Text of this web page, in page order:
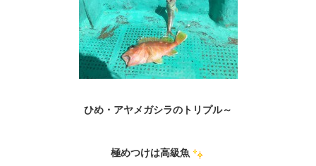
ひめ・アヤメガシラのトリプル～
極めつけは高級魚